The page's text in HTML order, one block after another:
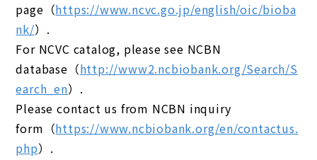
page（https://www.ncvc.go.jp/english/oic/bioba
nk/）.
For NCVC catalog, please see NCBN
database（http://www2.ncbiobank.org/Search/S
earch_en）.
Please contact us from NCBN inquiry
form（https://www.ncbiobank.org/en/contactus.
php）.